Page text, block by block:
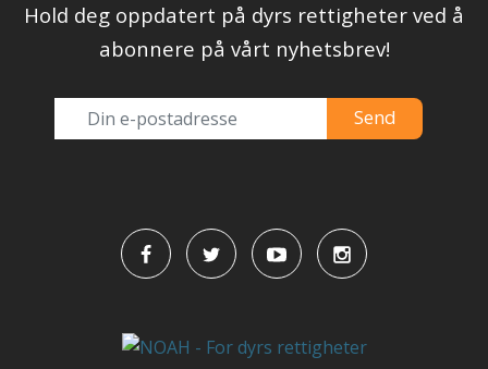
Hold deg oppdatert på dyrs rettigheter ved å
abonnere på vårt nyhetsbrev!